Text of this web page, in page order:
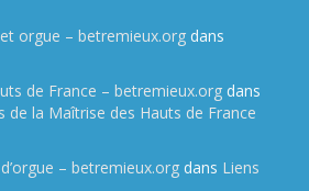
orgue – betremieux.org dans
de France – betremieux.org dans
de la Maîtrise des Hauts de France
– betremieux.org dans Liens